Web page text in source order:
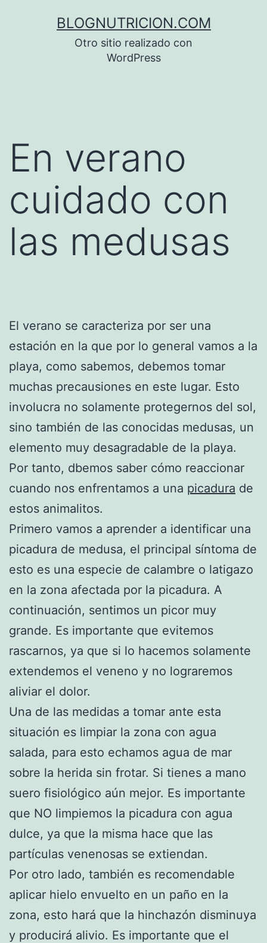
BLOGNUTRICION.COM
Otro sitio realizado con
WordPress
En verano
cuidado con
las medusas
El verano se caracteriza por ser una
estación en la que por lo general vamos a la
playa, como sabemos, debemos tomar
muchas precausiones en este lugar. Esto
involucra no solamente protegernos del sol,
sino también de las conocidas medusas, un
elemento muy desagradable de la playa.
Por tanto, dbemos saber cómo reaccionar
cuando nos enfrentamos a una picadura de
estos animalitos.
Primero vamos a aprender a identificar una
picadura de medusa, el principal síntoma de
esto es una especie de calambre o latigazo
en la zona afectada por la picadura. A
continuación, sentimos un picor muy
grande. Es importante que evitemos
rascarnos, ya que si lo hacemos solamente
extendemos el veneno y no lograremos
aliviar el dolor.
Una de las medidas a tomar ante esta
situación es limpiar la zona con agua
salada, para esto echamos agua de mar
sobre la herida sin frotar. Si tienes a mano
suero fisiológico aún mejor. Es importante
que NO limpiemos la picadura con agua
dulce, ya que la misma hace que las
partículas venenosas se extiendan.
Por otro lado, también es recomendable
aplicar hielo envuelto en un paño en la
zona, esto hará que la hinchazón disminuya
y producirá alivio. Es importante que el